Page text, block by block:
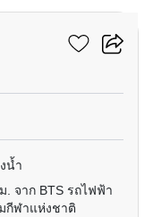
น้ำ
. จาก BTS รถไฟฟ้า
กีฬาแห่งชาติ